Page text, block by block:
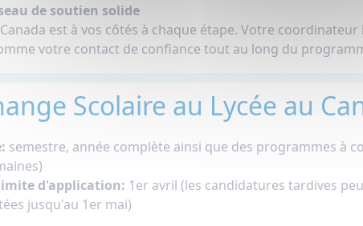
de soutien solide
est à vos côtés à chaque étape. Votre
votre contact de confiance tout au long du
Scolaire au Lycée au
semestre, année complète ainsi que des programmes à
d'application: 1er avril (les candidatures tardives
jusqu'au 1er mai)